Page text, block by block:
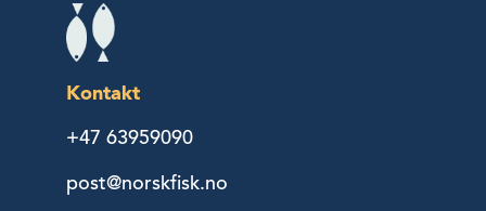
Kontakt
+47 63959090
post@norskfisk.no